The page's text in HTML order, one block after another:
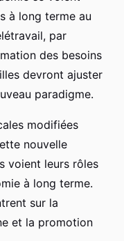
à long terme au
par
des besoins
devront ajuster
paradigme.
modifiées
nouvelle
voient leurs rôles
à long terme.
sur la
et la promotion